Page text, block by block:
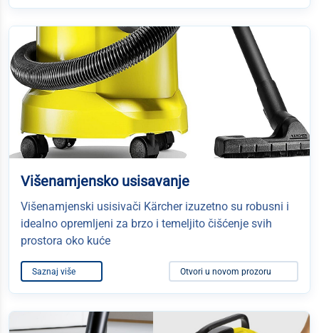
Višenamjensko usisavanje
Višenamjenski usisivači Kärcher izuzetno su robusni i
idealno opremljeni za brzo i temeljito čišćenje svih
prostora oko kuće
Saznaj više Otvori u novom prozoru